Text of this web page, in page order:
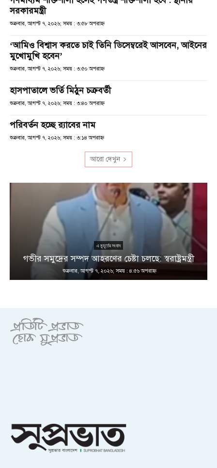
সরকারমন্ত্রী
শুক্রবার, আগস্ট ৭, ২০২৬; সময় : ৩:৫৮ অপরাহ্ণ
‘আমিও বিশ্বাস করতে চাই তিনি ডিসেম্বরেই আসবেন, আইনের
মুখোমুখি হবেন’
শুক্রবার, আগস্ট ৭, ২০২৬; সময় : ৩:৫০ অপরাহ্ণ
হাসপাতালে ভর্তি মিঠুন চক্রবর্তী
শুক্রবার, আগস্ট ৭, ২০২৬; সময় : ৩:৪০ অপরাহ্ণ
পরিবর্তন হচ্ছে র‌্যাবের নাম
শুক্রবার, আগস্ট ৭, ২০২৬; সময় : ৩:১৪ অপরাহ্ণ
আরো দেখুন
এ মুহূর্তের সংবাদ
গভীর সমুদ্রের সম্পদ আহরণের চেষ্টা চলছে: স্বরাষ্ট্রমন্ত্রী
শুক্রবার, আগস্ট ৭, ২০২৬; সময় : ৪:৫৬ অপরাহ্ণ